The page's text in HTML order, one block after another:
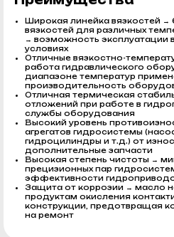
Широкая линейка вязкостей →
вязкостей для различных
→ возможность эксплуатации
условиях
Отличные вязкостно-
работа гидравлического
диапазоне температур
производительность
Отличная термическая
отложений при работе в
службы оборудования
Высокий уровень
агрегатов гидросистемы
гидроцилиндры и т.д.) от
дополнительные запчасти
Высокая степень чистоты →
прецизионных пар
эффективности
Защита от коррозии → масло
продуктам окисления
конструкции, предотвращая
на ремонт